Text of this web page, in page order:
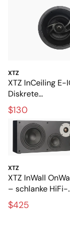
XTZ
XTZ InCeiling E-
Diskrete
vollem und
Klang
$130
XTZ
XTZ InWall
– schlanke HiFi-
Lautsprecher für
und zum Einbau
$425